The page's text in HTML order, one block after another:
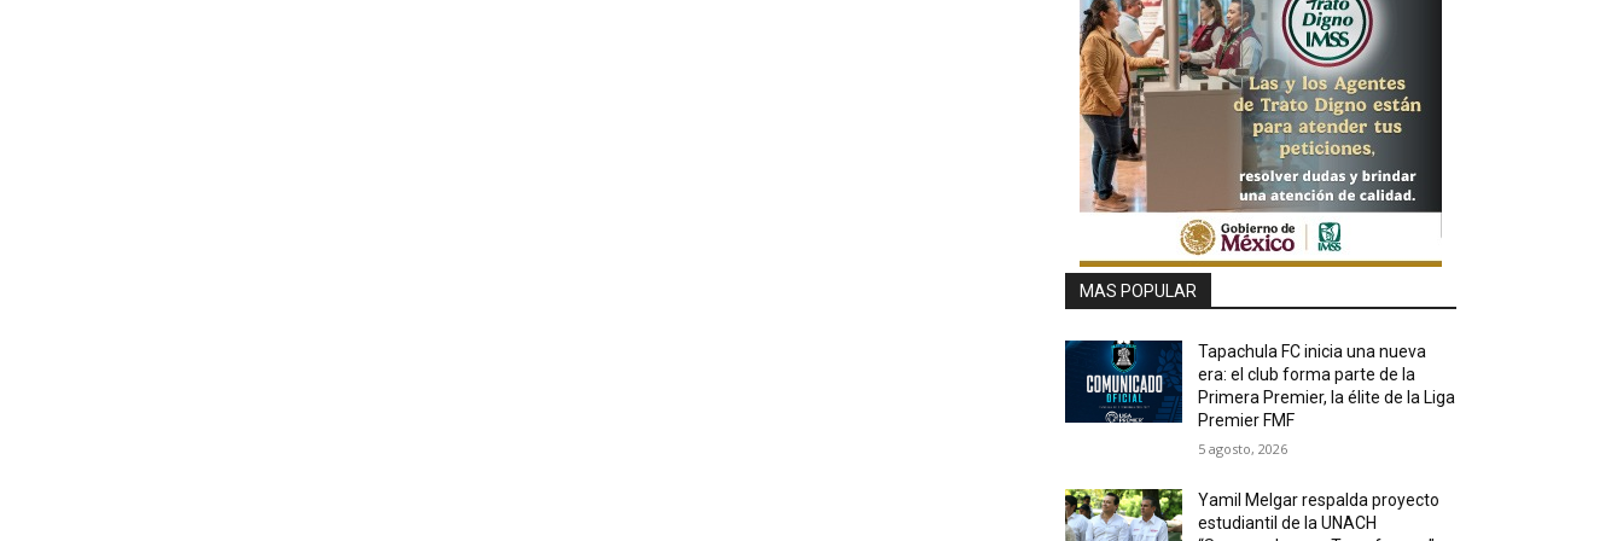
MAS POPULAR
Tapachula FC inicia una nueva
era: el club forma parte de la
Primera Premier, la élite de la Liga
Premier FMF
5 agosto, 2026
Yamil Melgar respalda proyecto
estudiantil de la UNACH